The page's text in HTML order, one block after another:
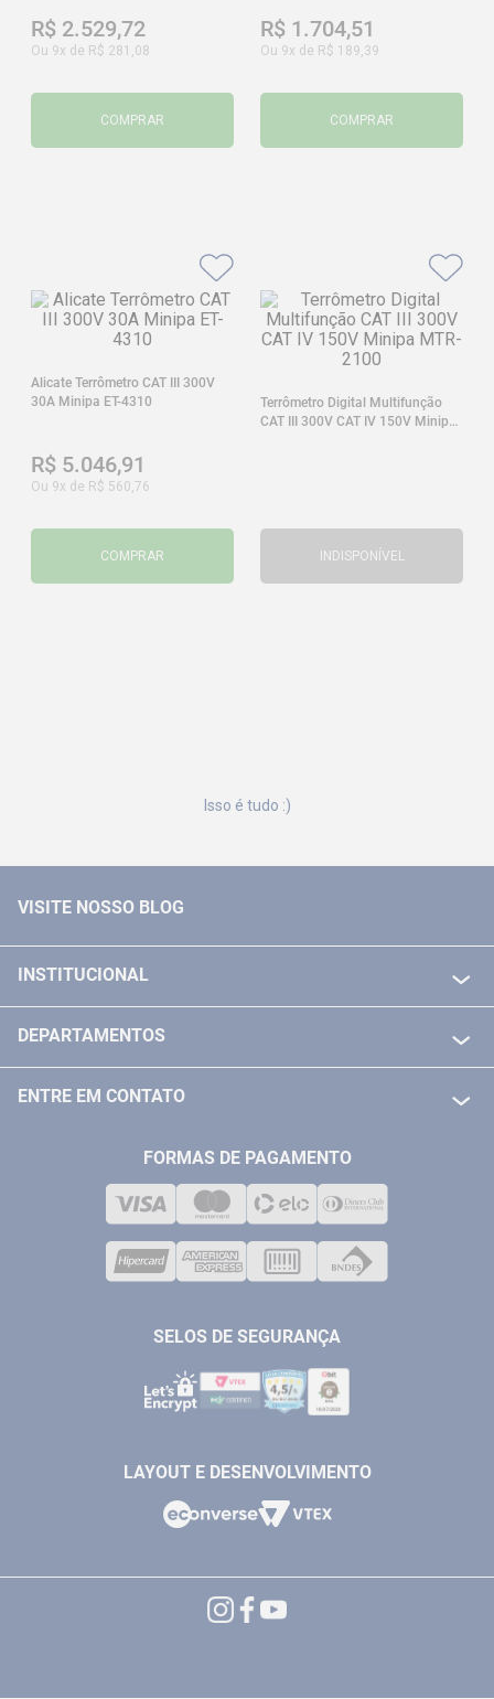
R$ 2.529,72
Ou 9x de R$ 281 08
COMPRAR
R$ 1.704,51
Ou 9x de R$ 189 39
COMPRAR
Alicate Terrômetro CAT III 300V
30A Minipa ET-4310
R$ 5.046,91
Ou 9x de R$ 560 76
COMPRAR
Terrômetro Digital Multifunção
CAT III 300V CAT IV 150V Minipa
INDISPONÍVEL
Isso é tudo :)
VISITE NOSSO BLOG
INSTITUCIONAL
POLITICA DE TROCA E DEVOLUÇÃO
DEPARTAMENTOS
COMPRESSORES
ENTRE EM CONTATO
VENDAS ONLINE@ANTFERRAMENTAS.COM.BR
SAC@ANTFERRAMENTAS.COM.BR
FORMAS DE PAGAMENTO
SELOS DE SEGURANÇA
LAYOUT E DESENVOLVIMENTO